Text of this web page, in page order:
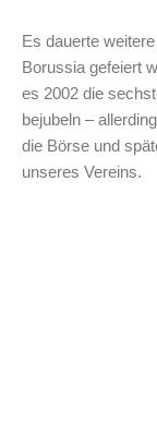
Es dauerte
Borussia gefeiert
es 2002 die
bejubeln –
die Börse und
unseres Vereins.